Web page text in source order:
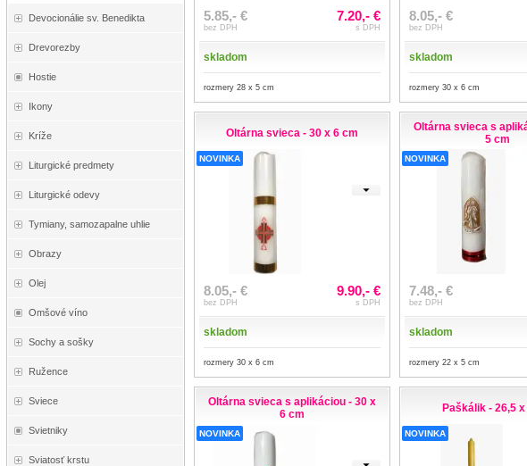
Devocionálie sv. Benedikta
Drevorezby
Hostie
Ikony
Kríže
Liturgické predmety
Liturgické odevy
Tymiany, samozapalne uhlie
Obrazy
Olej
Omšové víno
Sochy a sošky
Ružence
Sviece
Svietniky
Sviatosť krstu
5.85,- €
bez DPH
7.20,- €
s DPH
skladom
rozmery 28 x 5 cm
8.05,- €
bez DPH
skladom
rozmery 30 x 6 cm
Oltárna svieca - 30 x 6 cm
NOVINKA
8.05,- €
bez DPH
9.90,- €
s DPH
skladom
rozmery 30 x 6 cm
Oltárna svieca s
5 cm
NOVINKA
7.48,- €
bez DPH
skladom
rozmery 22 x 5 cm
Oltárna svieca s aplikáciou - 30 x
6 cm
NOVINKA
Paškálik - 26,5 x
NOVINKA